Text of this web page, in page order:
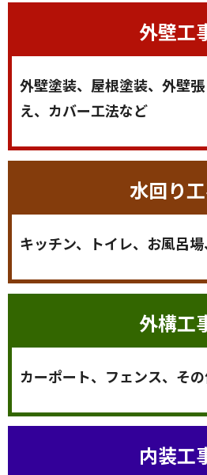
外壁工
外壁塗装、屋根塗装、外壁
え、カバー工法など
水回り
キッチン、トイレ、お風呂
外構工
カーポート、フェンス、そ
内装工